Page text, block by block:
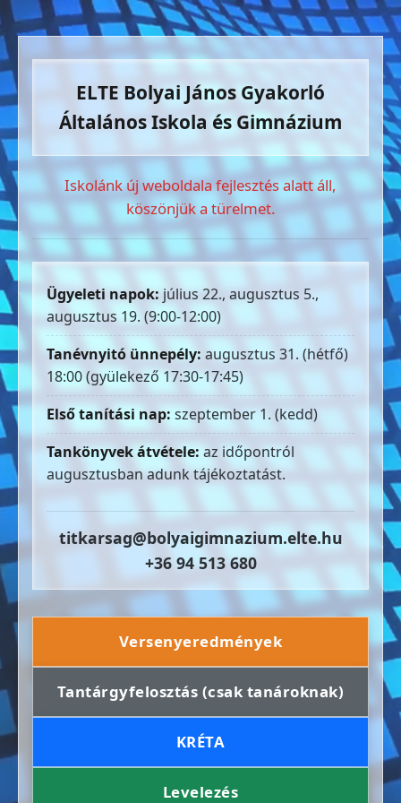
ELTE Bolyai János Gyakorló
Általános Iskola és Gimnázium
Iskolánk új weboldala fejlesztés alatt áll,
köszönjük a türelmet.
Ügyeleti napok: július 22., augusztus 5.,
augusztus 19. (9:00-12:00)
Tanévnyitó ünnepély: augusztus 31. (hétfő)
18:00 (gyülekező 17:30-17:45)
Első tanítási nap: szeptember 1. (kedd)
Tankönyvek átvétele: az időpontról
augusztusban adunk tájékoztatást.
titkarsag@bolyaigimnazium.elte.hu
+36 94 513 680
Versenyeredmények
Tantárgyfelosztás (csak tanároknak)
KRÉTA
Levelezés